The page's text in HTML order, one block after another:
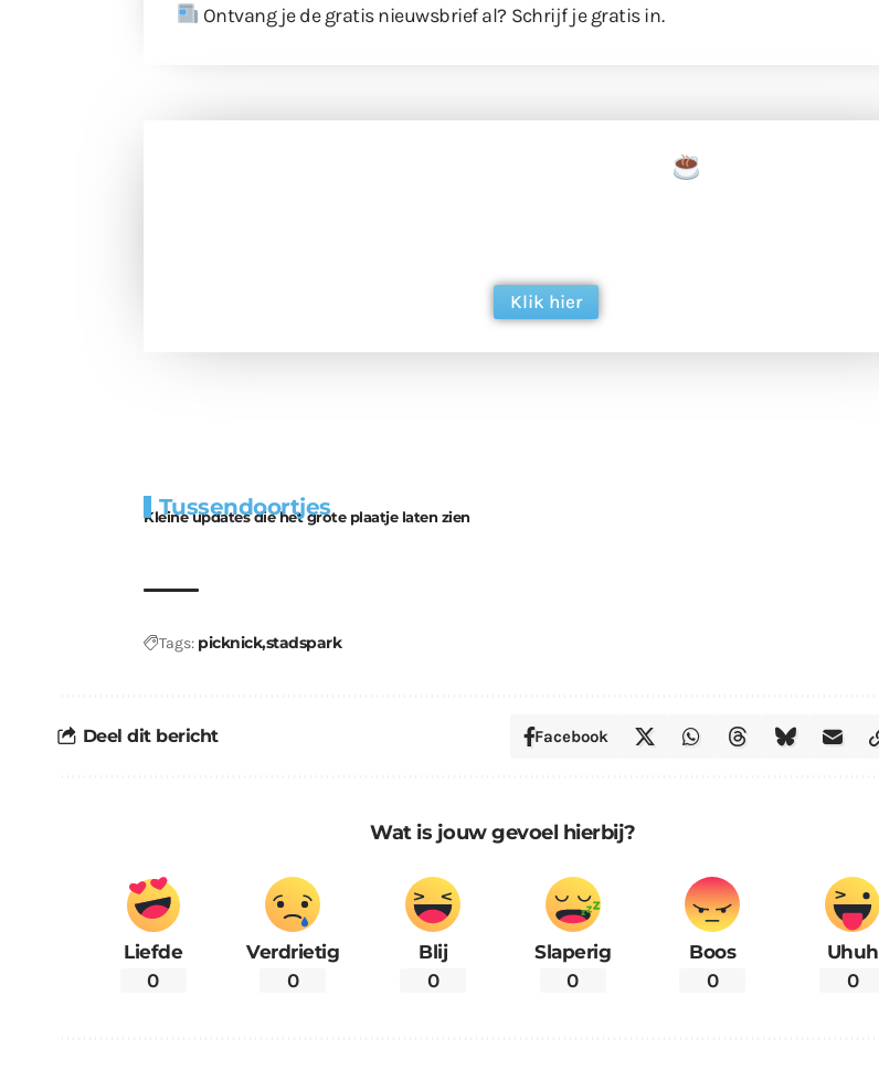
Ontvang je de gratis nieuwsbrief al? Schrijf je gratis in.
Klik hier
Tussendoortjes
Kleine updates die het grote plaatje laten zien
bouwmateriaal voor
kabouters
Tags: picknickstadspark
Deel dit bericht Facebook
Wat is jouw gevoel hierbij?
Liefde
0
Verdrietig
0
Blij
0
Slaperig
0
Boos
0
Uhuh
0